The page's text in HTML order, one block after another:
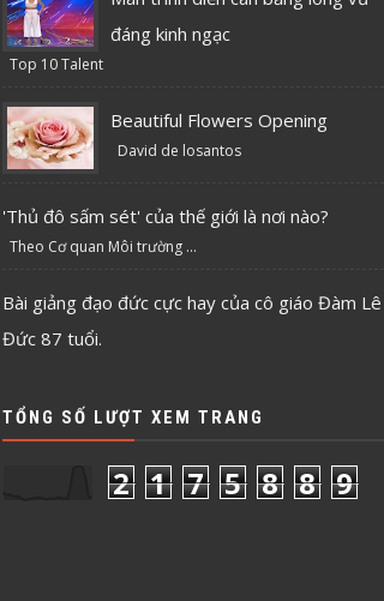
đáng kinh ngạc
Top 10 Talent
Beautiful Flowers Opening
David de losantos
'Thủ đô sấm sét' của thế giới là nơi nào?
Theo Cơ quan Môi trường ...
Bài giảng đạo đức cực hay của cô giáo Đàm Lê
Đức 87 tuổi.
TỔNG SỐ LƯỢT XEM TRANG
2 1 7 5 8 8 9